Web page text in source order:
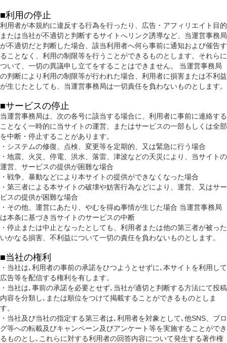
■利用の停止
利用者が本規約に違反する行為を行ったり、広告・アフィリエイト目的
または当社が不適切と判断するサイトへリンク誘導など、当運営事務局
が不適切だと判断した場合、該当利用者へ何ら事前に通知および催告す
ることなく、利用の制限等を行うことができるものとします。それらに
ついて、一切の異議申し立てをすることはできません。 当運営事務局
の判断により利用の制限等が行われた場合、利用者に損害または不利益
が生じたとしても、当運営事務局は一切責任を負わないものとします。
■サービスの停止
当運営事務局は、次の各号に該当する場合に、利用者に事前に連絡する
ことなく一時的に当サイトの運営、またはサービスの一部もしくは全部
を中断・停止することがあります。
・システムの修復、点検、変更等を定期的、又は緊急に行う場合
・地震、火災、停電、洪水、落雷、津波などの天災により、当サイトの
運営、サービスの提供が困難な場合
・戦争、暴動などにより本サイトの提供ができなくなった場合
・第三者による本サイトの破壊や妨害行為などにより、運営、又はサー
ビスの提供が困難な場合
・その他、運営にあたり、やむを得ぬ事情が生じた場合 当運営事務局
は本条に基づき当サイトのサービスの中断
・停止または中止となったとしても、利用者または他の第三者が被った
いかなる損害、不利益について一切の責任を負わないものとします。
■当社の権利
・当社は､利用者の事前の承諾をひつようとせずに､本サイトを利用して
広告等を配信する権利を有します。
・当社は､事前の承諾を必要とせず､当社が適切と判断する方法にて投稿
内容を分類し､または順位をつけて掲載することができるものとしま
す。
・当社及び当社の指定する第三者は､利用者を対象として､他SNS、ブロ
グ等への転載及びキャンペーン及びアンケート等を実施することができ
るものとし､これらに対する利用者の回答内容について発生する著作権